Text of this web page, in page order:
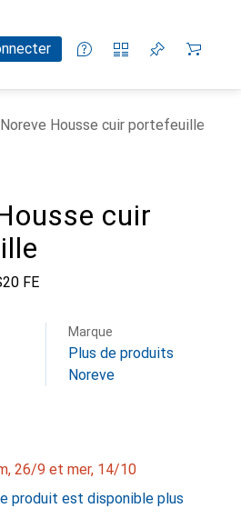
Noreve Housse cuir portefeuille
cuir
FE
Marque
Plus de produits
Noreve
26/9 et mer, 14/10
produit est disponible plus